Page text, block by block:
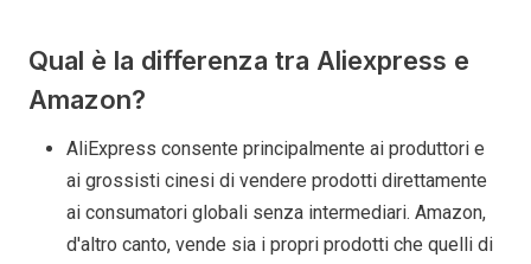
Qual è la differenza tra Aliexpress e
Amazon?
AliExpress consente principalmente ai produttori e
ai grossisti cinesi di vendere prodotti direttamente
ai consumatori globali senza intermediari. Amazon,
d'altro canto, vende sia i propri prodotti che quelli di